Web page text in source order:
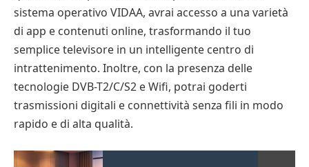
sistema operativo VIDAA, avrai accesso a una varietà
di app e contenuti online, trasformando il tuo
semplice televisore in un intelligente centro di
intrattenimento. Inoltre, con la presenza delle
tecnologie DVB-T2/C/S2 e Wifi, potrai goderti
trasmissioni digitali e connettività senza fili in modo
rapido e di alta qualità.